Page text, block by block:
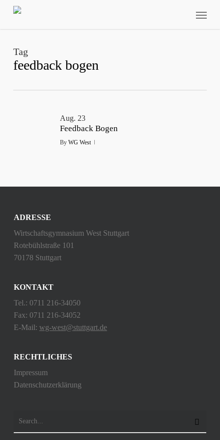
Skip
Tag
feedback bogen
Aug. 23
Feedback Bogen
By WG West
ADRESSE
Wirtschaftsgymnasium West Stuttgart
Rotebühlstraße 101
70178 Stuttgart
KONTAKT
Tel.: 0711 216-34050
Fax: 0711 216-34052
E-Mail: wg-west@stuttgart.de
RECHTLICHES
Impressum
Datenschutzerklärung